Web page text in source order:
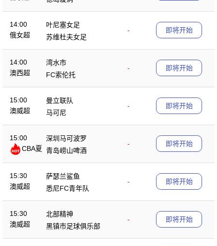
14:00
俄女超
叶尼塞女足
-
苏维杜夫女足
即将开始
14:00
澳西超
湾水市
-
FC索伦托
即将开始
15:00
澳威超
曼立联队
-
马可尼
即将开始
15:00
CBA夏
深圳马可波罗
-
青岛崂山啤酒
即将开始
15:30
澳威超
萨瑟兰鲨鱼
-
悉尼FC青年队
即将开始
15:30
澳威超
北部精神
-
黑镇市足球俱乐部
即将开始